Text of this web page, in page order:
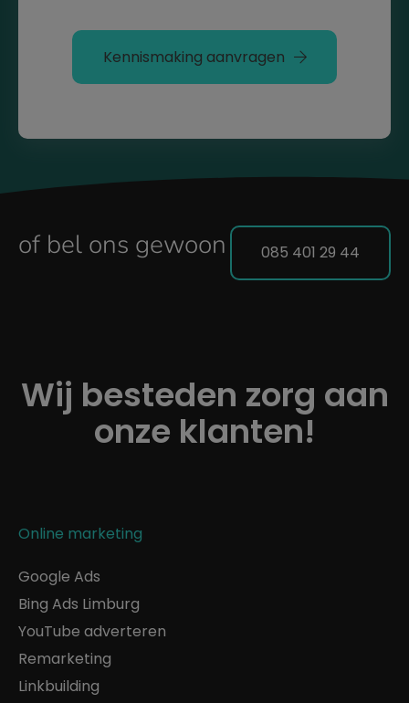
Kennismaking aanvragen
of bel ons gewoon 085 401 29 44
Wij besteden zorg aan
onze klanten!
Online marketing
Google Ads
Bing Ads Limburg
YouTube adverteren
Remarketing
Linkbuilding